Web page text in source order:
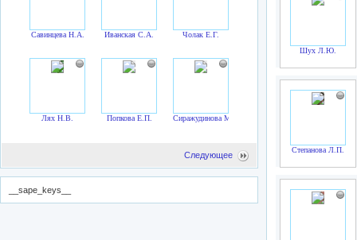
Савинцева Н.А. Иванская С.А. Чолак Е.Г.
Лях Н.В. Попкова Е.П. Сиражудинова М.М.
Следующее
__sape_keys__
Шух Л.Ю.
Степанова Л.П.